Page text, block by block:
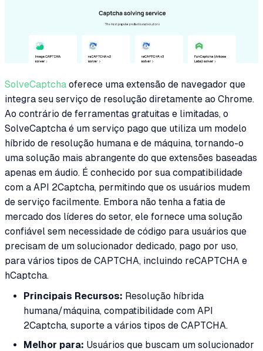
SolveCaptcha oferece uma extensão de navegador que
integra seu serviço de resolução diretamente ao Chrome.
Ao contrário de ferramentas gratuitas e limitadas, o
SolveCaptcha é um serviço pago que utiliza um modelo
híbrido de resolução humana e de máquina, tornando-o
uma solução mais abrangente do que extensões baseadas
apenas em áudio. É conhecido por sua compatibilidade
com a API 2Captcha, permitindo que os usuários mudem
de serviço facilmente. Embora não tenha a fatia de
mercado dos líderes do setor, ele fornece uma solução
confiável sem necessidade de código para usuários que
precisam de um solucionador dedicado, pago por uso,
para vários tipos de CAPTCHA, incluindo reCAPTCHA e
hCaptcha.
Principais Recursos: Resolução híbrida
humana/máquina, compatibilidade com API
2Captcha, suporte a vários tipos de CAPTCHA.
Melhor para: Usuários que buscam um solucionador